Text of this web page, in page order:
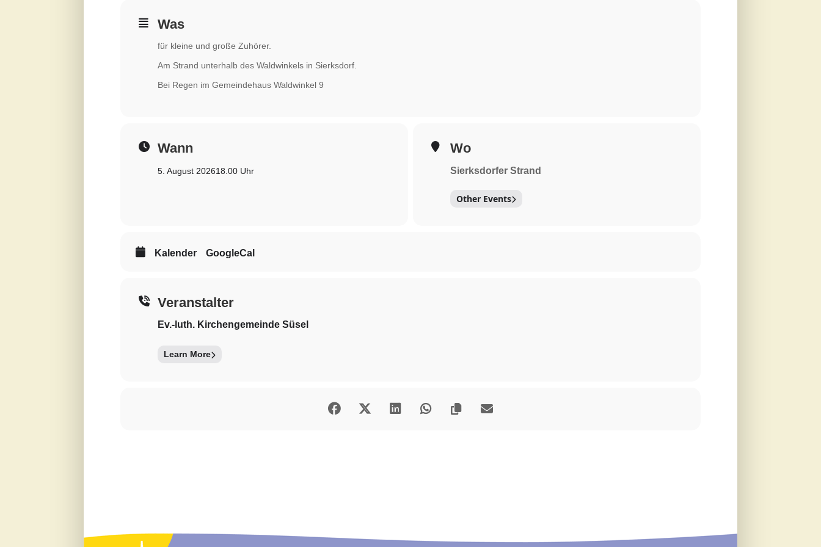
Was
für kleine und große Zuhörer.
Am Strand unterhalb des Waldwinkels in Sierksdorf.
Bei Regen im Gemeindehaus Waldwinkel 9
Wann
5. August 202618.00 Uhr
Wo
Sierksdorfer Strand
Other Events
Kalender GoogleCal
Veranstalter
Ev.-luth. Kirchengemeinde Süsel
Learn More